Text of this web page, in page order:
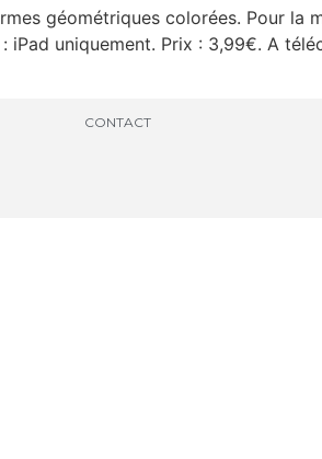
géométriques colorées. Pour la
iPad uniquement. Prix : 3,99€. A
CONTACT